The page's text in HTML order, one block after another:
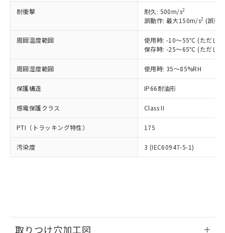
耐衝撃 耐久: 500m/s2
誤動作: 最大150m/s2 (誤動
周囲温度範囲
使用時: -10～55℃ (ただし
保存時: -25～65℃ (ただし
周囲湿度範囲 使用時: 35～85%RH
保護構造 IP66耐油形
感電保護クラス Class II
PTI（トラッキング特性） 175
汚染度 3 (IEC60947-5-1)
取りつけ穴加工図
当社制御機器事業取扱商品の中には、
本サービスの対象外となる商品もある
在庫状況および標準価格照会結果は、
記載している更新日時点での社内デー
タに基づき作成されるものであり、閲
覧された時点での実際の在庫および標
準価格とは異なる場合があることをご
了承ください。
様のお取引先、またはお客様担当のオ
ムロン制御機器販売店・当社販売員に
オムロン制御機器販売店や当社販売拠
マイパーツ機能（部品リスト作成サー
ビス）をご利用いただくには、I-Web
非該当品：ライセンス料など無形物で、有
害物質有無と関係のない商品です。
仕入先様の事情により、非含有部品として
いたものが、含有品と判明した場合などや
むを得ず変更することがあります。
*EU RoHS指令（10物質）：
六価クロム(Cr(Ⅵ)) 1000ppm以下、ポリ臭化ビフェニル
類(PBB) 1000ppm以下、ポリ臭化ジフェニルエーテル類
(PBDE) 1000ppm以下、フタル酸ビス(2-エチルヘキシ
ル) (DEHP)(別名：DOP) 1000ppm以下、フタル酸ブチ
ルベンジル（BBP） 1000ppm以下、フタル酸ジブチル
（DBP） 1000ppm以下、フタル酸ジイソブチル
フタル酸エステル類の４物質については閾値を超える意
部品在庫の切り替え状況などにより、予定
月が前後することがあります。
「○」：最大均質材料含有率が中国RoHSの
基準値以下であることを示します。
「×」：最大均質材料含有率が中国RoHSの
「－」：未確認です。当社販売部門へお問
Pb(鉛) :1000ppm、 Hg(水銀) : 1000ppm、 Cd(カドミウ
ム) : 100ppm、
Cr(Ⅵ)(六価クロム) : 1000ppm、 PBBs(ポリ臭化ビフェ
ニル類) : 1000ppm、 PBDEs(ポリ臭化ジフェニルエーテ
イソブチル) : 1000ppm、 BBP(フタル酸ブチルベンジ
DEHP(フタル酸ビス(2-エチルヘキシル)) : 1000ppm
「10」：通常の使用状況下において有害物
質が外部に漏えいし、環境に深刻な影響を
当社は、これら貴社製品のうち、外国
為替および外国貿易法に定める商品
（以下｢規制貨物等」という）を輸出
または国外への提供する場合は、日本
国政府の輸出許可(または役務取引許
可)を取得するなどの必要な手続きを
当社は規制貨物を破棄する場合は、完
全に破砕するなど、違法に輸出されな
いよう必要な手段を講じます。
当社は貴社製品を、核兵器、ミサイ
ル、化学兵器、生物兵器またはその他
販売先および販売に係わる関係者が違
法に輸出するおそれがある場合は、取
記
○ 一定数以上の在庫あり
△ 一定数には満たないが在庫あり
－
在庫なし(最新の在庫状況につ